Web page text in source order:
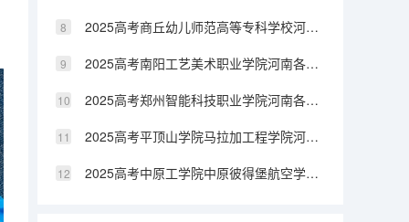
2025高考商丘幼儿师范高等专科学校河南各专业招生人数（2026参考）
2025高考南阳工艺美术职业学院河南各专业招生人数（2026参考）
2025高考郑州智能科技职业学院河南各专业招生人数（2026参考）
2025高考平顶山学院马拉加工程学院河南各专业招生人数（2026参考）
2025高考中原工学院中原彼得堡航空学院河南各专业招生人数（2026参考）